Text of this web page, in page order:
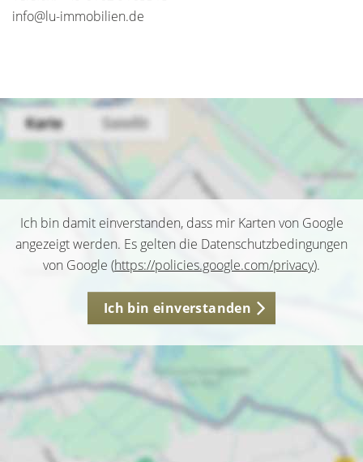
info@lu-immobilien.de
Ich bin damit einverstanden, dass mir Karten von Google
angezeigt werden. Es gelten die Datenschutzbedingungen
von Google (https://policies.google.com/privacy).
Ich bin einverstanden